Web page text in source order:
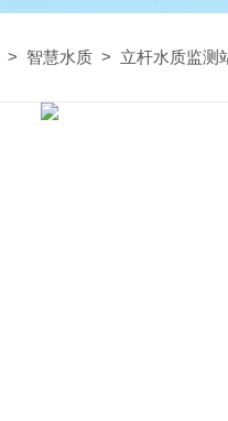
> 智慧水质 > 立杆水质监测